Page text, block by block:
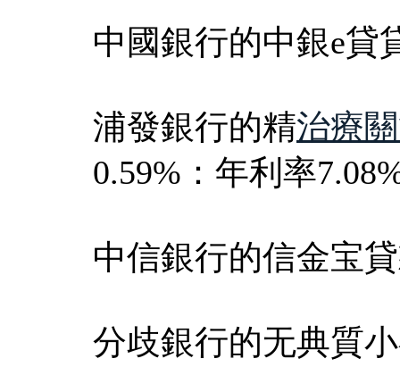
中國銀行的中銀e貸
浦發銀行的精治療
0.59%：年利率
中信銀行的信金宝
分歧銀行的无典質